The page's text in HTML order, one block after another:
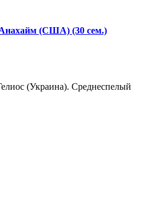
(США) (30 сем.)
(Украина). Среднеспелый